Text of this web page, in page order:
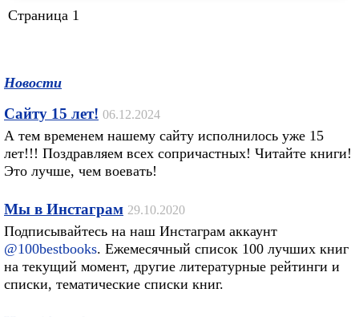
Страница 1
Новости
Сайту 15 лет! 06.12.2024
А тем временем нашему сайту исполнилось уже 15
лет!!! Поздравляем всех сопричастных! Читайте книги!
Это лучше, чем воевать!
Мы в Инстаграм 29.10.2020
Подписывайтесь на наш Инстаграм аккаунт
@100bestbooks. Ежемесячный список 100 лучших книг
на текущий момент, другие литературные рейтинги и
списки, тематические списки книг.